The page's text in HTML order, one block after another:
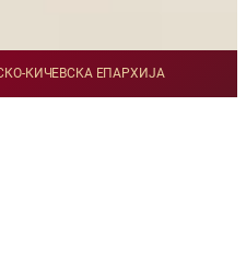
КИЧЕВСКА ЕПАРХИЈА